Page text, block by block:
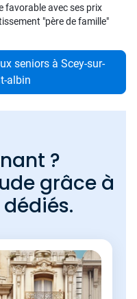
favorable avec ses prix
"père de famille"
seniors à Scey-sur-
albin
?
grâce à